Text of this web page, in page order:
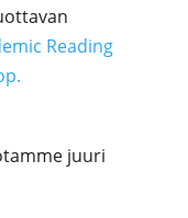
Reading
juuri